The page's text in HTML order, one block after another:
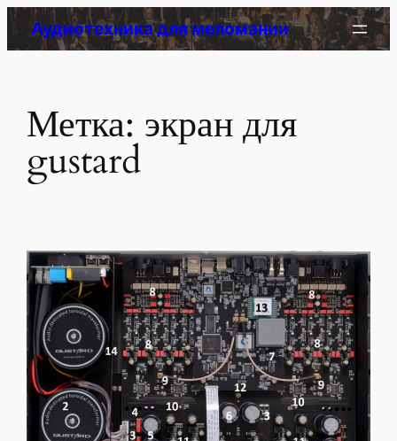
Перейти
Аудиотехника для меломании
Метка: экран для
gustard